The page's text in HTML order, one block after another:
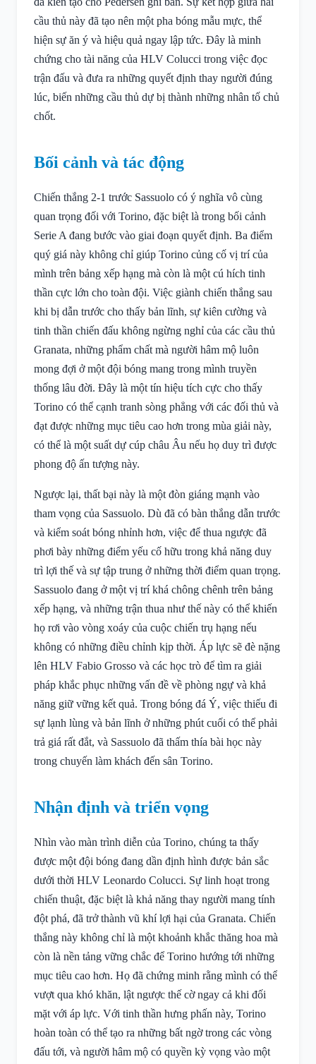
cầu thủ này đã tạo nên một pha bóng mẫu mực, thể
hiện sự ăn ý và hiệu quả ngay lập tức. Đây là minh
chứng cho tài năng của HLV Colucci trong việc đọc
trận đấu và đưa ra những quyết định thay người đúng
lúc, biến những cầu thủ dự bị thành những nhân tố chủ
chốt.
Bối cảnh và tác động
Chiến thắng 2-1 trước Sassuolo có ý nghĩa vô cùng
quan trọng đối với Torino, đặc biệt là trong bối cảnh
Serie A đang bước vào giai đoạn quyết định. Ba điểm
quý giá này không chỉ giúp Torino củng cố vị trí của
mình trên bảng xếp hạng mà còn là một cú hích tinh
thần cực lớn cho toàn đội. Việc giành chiến thắng sau
khi bị dẫn trước cho thấy bản lĩnh, sự kiên cường và
tinh thần chiến đấu không ngừng nghỉ của các cầu thủ
Granata, những phẩm chất mà người hâm mộ luôn
mong đợi ở một đội bóng mang trong mình truyền
thống lâu đời. Đây là một tín hiệu tích cực cho thấy
Torino có thể cạnh tranh sòng phẳng với các đối thủ và
đạt được những mục tiêu cao hơn trong mùa giải này,
có thể là một suất dự cúp châu Âu nếu họ duy trì được
phong độ ấn tượng này.
Ngược lại, thất bại này là một đòn giáng mạnh vào
tham vọng của Sassuolo. Dù đã có bàn thắng dẫn trước
và kiểm soát bóng nhỉnh hơn, việc để thua ngược đã
phơi bày những điểm yếu cố hữu trong khả năng duy
trì lợi thế và sự tập trung ở những thời điểm quan trọng.
Sassuolo đang ở một vị trí khá chông chênh trên bảng
xếp hạng, và những trận thua như thế này có thể khiến
họ rơi vào vòng xoáy của cuộc chiến trụ hạng nếu
không có những điều chỉnh kịp thời. Áp lực sẽ đè nặng
lên HLV Fabio Grosso và các học trò để tìm ra giải
pháp khắc phục những vấn đề về phòng ngự và khả
năng giữ vững kết quả. Trong bóng đá Ý, việc thiếu đi
sự lạnh lùng và bản lĩnh ở những phút cuối có thể phải
trả giá rất đắt, và Sassuolo đã thấm thía bài học này
trong chuyến làm khách đến sân Torino.
Nhận định và triển vọng
Nhìn vào màn trình diễn của Torino, chúng ta thấy
được một đội bóng đang dần định hình được bản sắc
dưới thời HLV Leonardo Colucci. Sự linh hoạt trong
chiến thuật, đặc biệt là khả năng thay người mang tính
đột phá, đã trở thành vũ khí lợi hại của Granata. Chiến
thắng này không chỉ là một khoảnh khắc thăng hoa mà
còn là nền tảng vững chắc để Torino hướng tới những
mục tiêu cao hơn. Họ đã chứng minh rằng mình có thể
vượt qua khó khăn, lật ngược thế cờ ngay cả khi đối
mặt với áp lực. Với tinh thần hưng phấn này, Torino
hoàn toàn có thể tạo ra những bất ngờ trong các vòng
đấu tới, và người hâm mộ có quyền kỳ vọng vào một